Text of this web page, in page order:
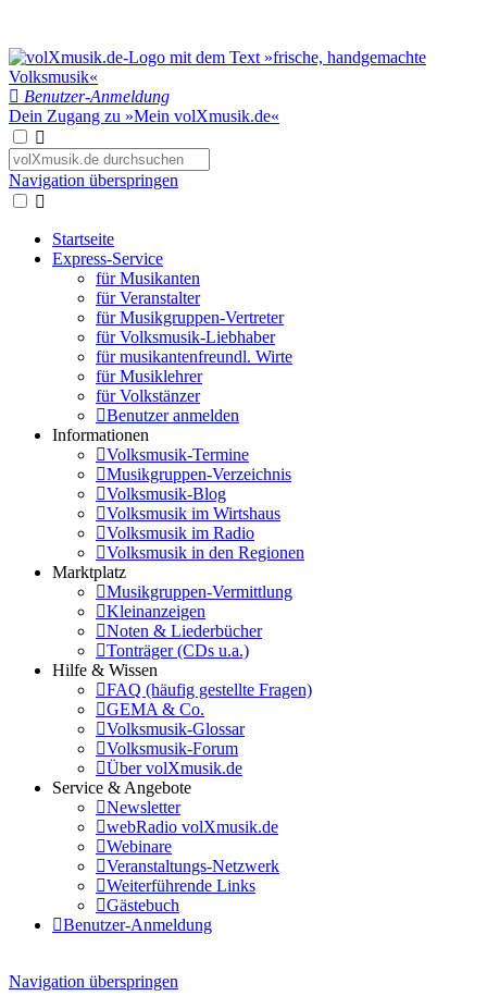
Benutzer-Anmeldung
Dein Zugang zu »Mein volXmusik.de«
Navigation überspringen
Startseite
Express-Service
für Musikanten
für Veranstalter
für Musikgruppen-Vertreter
für Volksmusik-Liebhaber
für musikantenfreundl. Wirte
für Musiklehrer
für Volkstänzer
Benutzer anmelden
Informationen
Volksmusik-Termine
Musikgruppen-Verzeichnis
Volksmusik-Blog
Volksmusik im Wirtshaus
Volksmusik im Radio
Volksmusik in den Regionen
Marktplatz
Musikgruppen-Vermittlung
Kleinanzeigen
Noten & Liederbücher
Tonträger (CDs u.a.)
Hilfe & Wissen
FAQ (häufig gestellte Fragen)
GEMA & Co.
Volksmusik-Glossar
Volksmusik-Forum
Über volXmusik.de
Service & Angebote
Newsletter
webRadio volXmusik.de
Webinare
Veranstaltungs-Netzwerk
Weiterführende Links
Gästebuch
Benutzer-Anmeldung
Navigation überspringen